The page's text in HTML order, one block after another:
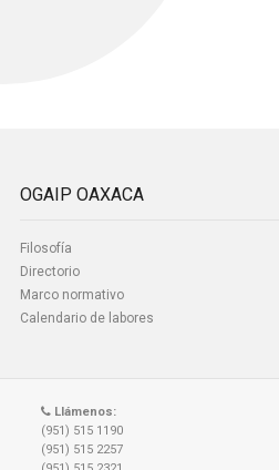
OGAIP OAXACA
Filosofía
Directorio
Marco normativo
Calendario de labores
Llámenos:
(951) 515 1190
(951) 515 2257